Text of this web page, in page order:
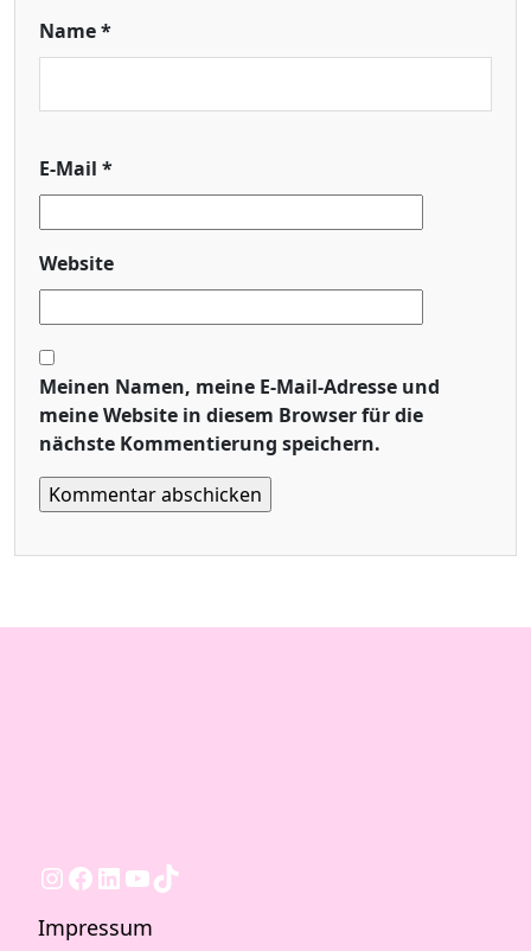
Name*
E-Mail *
Website
Meinen Namen, meine E-Mail-Adresse und
meine Website in diesem Browser für die
nächste Kommentierung speichern.
Instagram
Facebook
LinkedIn
YouTube
TikTok
Impressum